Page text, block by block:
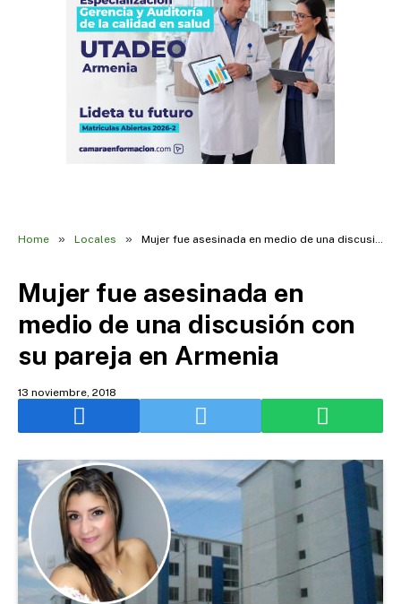
Home » Locales » Mujer fue asesinada en medio de una discusión con su pareja en Armenia
Mujer fue asesinada en
medio de una discusión con
su pareja en Armenia
13 noviembre, 2018